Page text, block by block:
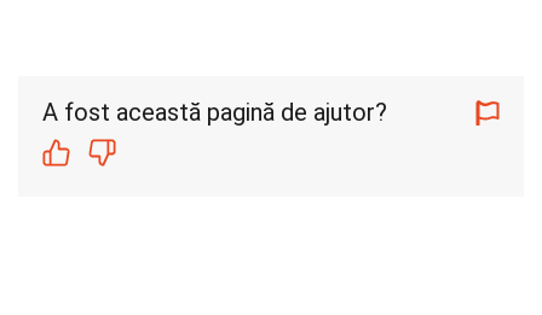
A fost această pagină de ajutor?